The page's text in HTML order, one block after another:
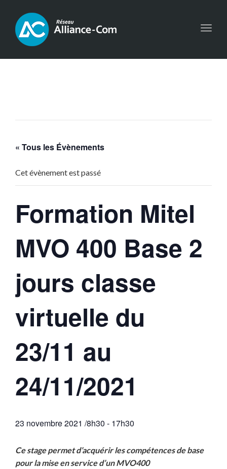
« Tous les Évènements
Cet évènement est passé
Formation Mitel
MVO 400 Base 2
jours classe
virtuelle du
23/11 au
24/11/2021
23 novembre 2021 /8h30 - 17h30
Ce stage permet d’acquérir les compétences de base
pour la mise en service d’un MVO400